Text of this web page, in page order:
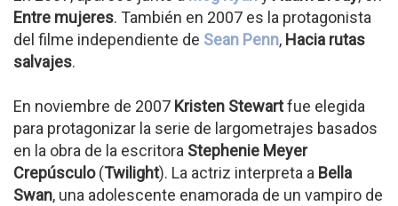
Entre mujeres. También en 2007 es la protagonista
del filme independiente de Sean Penn, Hacia rutas
salvajes.
En noviembre de 2007 Kristen Stewartfue elegida
para protagonizar la serie de largometrajes basados
en la obra de la escritora Stephenie Meyer
Crepúsculo(Twilight). La actriz interpreta a Bella
Swan, una adolescente enamorada de un vampiro de